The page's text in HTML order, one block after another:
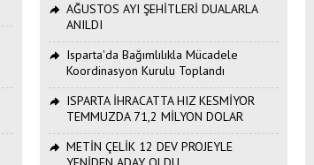
AĞUSTOS AYI ŞEHİTLERİ DUALARLA
ANILDI
Isparta'da Bağımlılıkla Mücadele
Koordinasyon Kurulu Toplandı
ISPARTA İHRACATTA HIZ KESMİYOR
TEMMUZDA 71,2 MİLYON DOLAR
METİN ÇELİK 12 DEV PROJEYLE